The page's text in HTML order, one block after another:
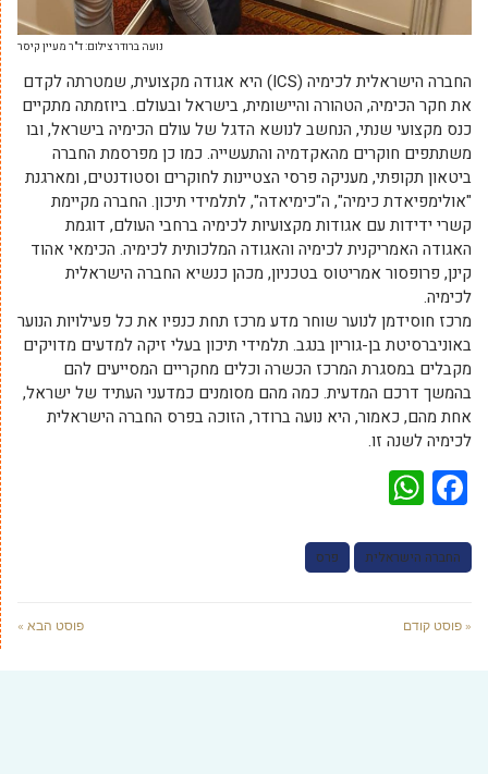
נועה ברודר צילום: ד"ר מעיין קיסר
החברה הישראלית לכימיה (ICS) היא אגודה מקצועית, שמטרתה לקדם
את חקר הכימיה, הטהורה והיישומית, בישראל ובעולם. ביוזמתה מתקיים
כנס מקצועי שנתי, הנחשב לנושא הדגל של עולם הכימיה בישראל, ובו
משתתפים חוקרים מהאקדמיה והתעשייה. כמו כן מפרסמת החברה
ביטאון תקופתי, מעניקה פרסי הצטיינות לחוקרים וסטודנטים, ומארגנת
"אולימפיאדת כימיה", ה"כימיאדה", לתלמידי תיכון. החברה מקיימת
קשרי ידידות עם אגודות מקצועיות לכימיה ברחבי העולם, דוגמת
האגודה האמריקנית לכימיה והאגודה המלכותית לכימיה. הכימאי אהוד
קינן, פרופסור אמריטוס בטכניון, מכהן כנשיא החברה הישראלית
לכימיה.
מרכז חוסידמן לנוער שוחר מדע מרכז תחת כנפיו את כל פעילויות הנוער
באוניברסיטת בן-גוריון בנגב. תלמידי תיכון בעלי זיקה למדעים מדויקים
מקבלים במסגרת המרכז הכשרה וכלים מחקריים המסייעים להם
בהמשך דרכם המדעית. כמה מהם מסומנים כמדעני העתיד של ישראל,
אחת מהם, כאמור, היא נועה ברודר, הזוכה בפרס החברה הישראלית
לכימיה לשנה זו.
Facebook
החברה הישראלית פרס
« פוסט קודם פוסט הבא »